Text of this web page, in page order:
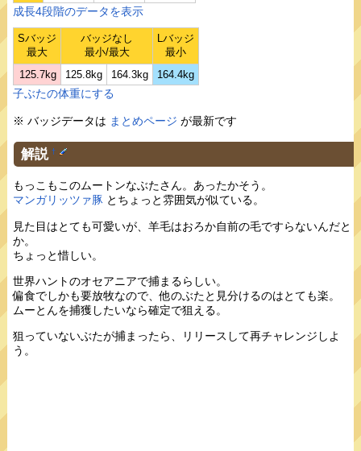
成長4段階のデータを表示
Sバッジ
最大
バッジなし
最小/最大
Lバッジ
最小
125.7kg
125.8kg 164.3kg 164.4kg
子ぶたの体重にする
※ バッジデータは まとめページ が最新です
解説 †
もっこもこのムートンなぶたさん。あったかそう。
マンガリッツァ豚 とちょっと雰囲気が似ている。
見た目はとても可愛いが、羊毛はおろか自前の毛ですらないんだと
か。
ちょっと惜しい。
世界ハントのオセアニアで捕まるらしい。
偏食でしかも要放牧なので、他のぶたと見分けるのはとても楽。
ムーとんを捕獲したいなら確定で狙える。
狙っていないぶたが捕まったら、リリースして再チャレンジしよ
う。